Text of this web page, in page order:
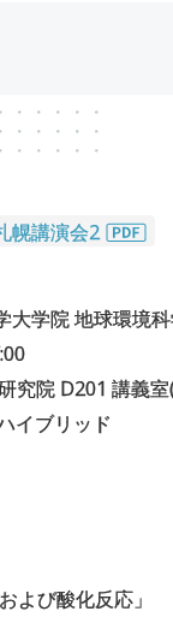
幌講演会2
大学院 地球環境
究院 D201 講義
イブリッド
よび酸化反応」